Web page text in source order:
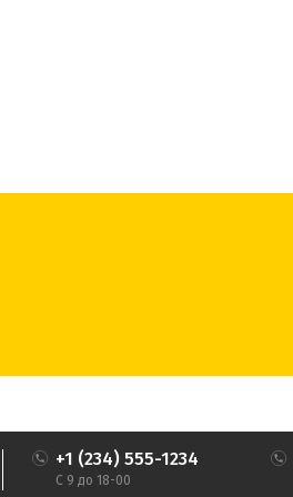
+1 (234) 555-1234
С 9 до 18-00